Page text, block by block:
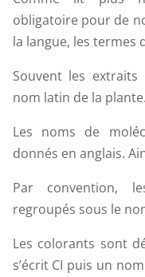
obligatoire pour de
la langue, les termes
Souvent les
nom latin de la plante.
Les noms de
donnés en anglais.
Par convention,
regroupés sous le
Les colorants sont
s’écrit CI puis un